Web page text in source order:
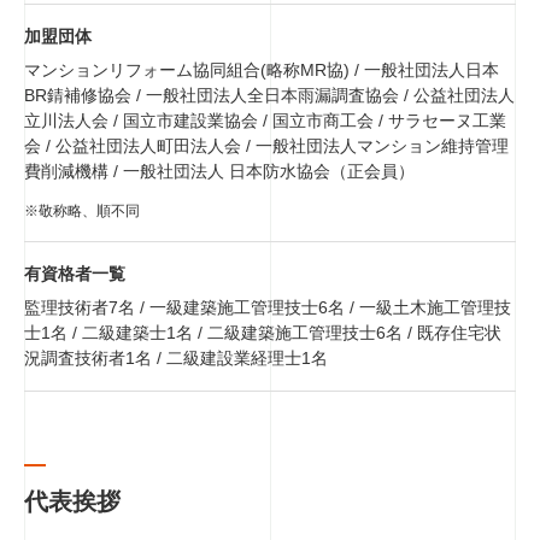
加盟団体
マンションリフォーム協同組合(略称MR協) / 一般社団法人日本
BR錆補修協会 / 一般社団法人全日本雨漏調査協会 / 公益社団法人
立川法人会 / 国立市建設業協会 / 国立市商工会 / サラセーヌ工業
会 / 公益社団法人町田法人会 / 一般社団法人マンション維持管理
費削減機構 / 一般社団法人 日本防水協会（正会員）
※敬称略、順不同
有資格者一覧
監理技術者7名 / 一級建築施工管理技士6名 / 一級土木施工管理技
士1名 / 二級建築士1名 / 二級建築施工管理技士6名 / 既存住宅状
況調査技術者1名 / 二級建設業経理士1名
代表挨拶